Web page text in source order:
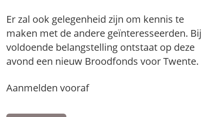
Er zal ook gelegenheid zijn om kennis te
maken met de andere geïnteresseerden. Bij
voldoende belangstelling ontstaat op deze
avond een nieuw Broodfonds voor Twente.
Aanmelden vooraf